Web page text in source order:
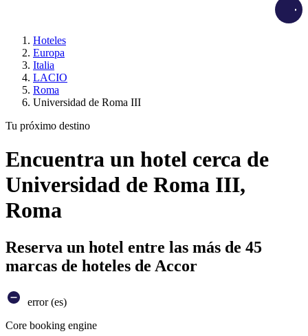
Hoteles
Europa
Italia
LACIO
Roma
Universidad de Roma III
Tu próximo destino
Encuentra un hotel cerca de
Universidad de Roma III,
Roma
Reserva un hotel entre las más de 45
marcas de hoteles de Accor
error (es)
Core booking engine